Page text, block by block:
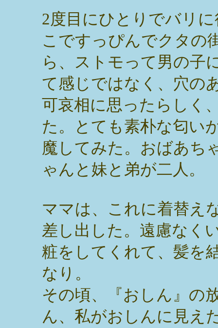
2度目にひとりでバリ
こですっぴんでクタの
ら、ストモって男の子
て感じではなく、穴の
可哀相に思ったらしく
た。とても素朴な匂い
魔してみた。おばあち
ゃんと妹と弟が二人。
ママは、これに着替え
差し出した。遠慮なく
粧をしてくれて、髪を
なり。
その頃、『おしん』の
ん、私がおしんに見え